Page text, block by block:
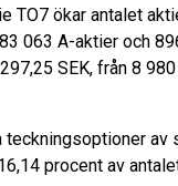
TO7 ökar antalet
063 A-aktier och
SEK, från 8
av
procent av